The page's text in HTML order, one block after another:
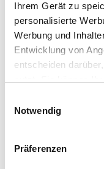
Ihrem Gerät zu
personalisierte
Werbung und
Entwicklung von
entscheiden
Trigger Symbol
Notwendig
Präferenzen
45,00 € *
Inhalt: 1 Stück
zzgl.
Sofort versandfertig,
Merken